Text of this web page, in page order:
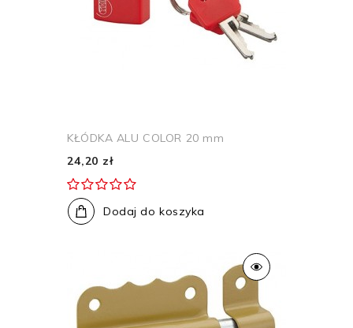
KŁÓDKA ALU COLOR 20 mm
24,20 zł
Dodaj do koszyka